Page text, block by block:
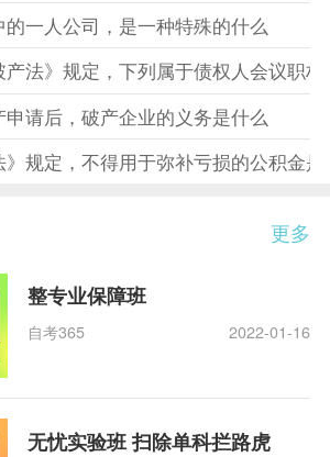
一人公司，是一种特殊的什么
法》规定，下列属于债权人会议职
申请后，破产企业的义务是什么
规定，不得用于弥补亏损的公积金是
更多
整专业保障班
自考365 2022-01-16
无忧实验班 扫除单科拦路虎